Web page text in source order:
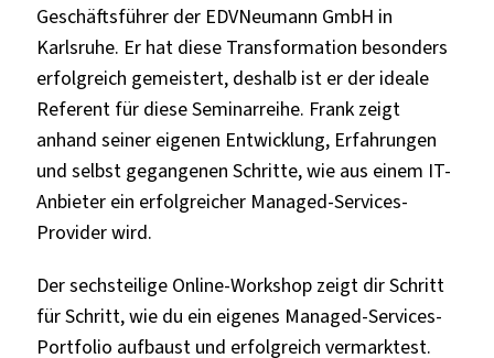
Geschäftsführer der EDVNeumann GmbH in
Karlsruhe. Er hat diese Transformation besonders
erfolgreich gemeistert, deshalb ist er der ideale
Referent für diese Seminarreihe. Frank zeigt
anhand seiner eigenen Entwicklung, Erfahrungen
und selbst gegangenen Schritte, wie aus einem IT-
Anbieter ein erfolgreicher Managed-Services-
Provider wird.
Der sechsteilige Online-Workshop zeigt dir Schritt
für Schritt, wie du ein eigenes Managed-Services-
Portfolio aufbaust und erfolgreich vermarktest.